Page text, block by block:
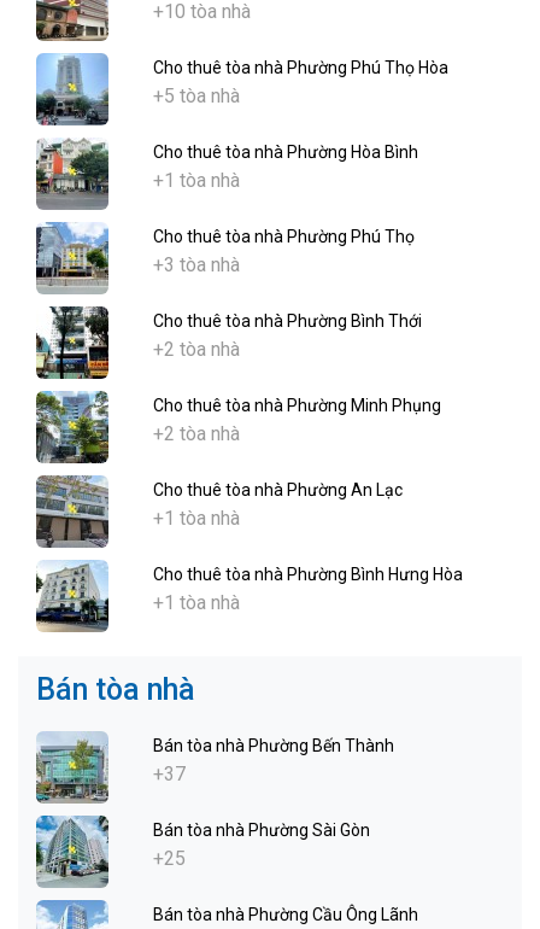
+10 tòa nhà
Cho thuê tòa nhà Phường Phú Thọ Hòa
+5 tòa nhà
Cho thuê tòa nhà Phường Hòa Bình
+1 tòa nhà
Cho thuê tòa nhà Phường Phú Thọ
+3 tòa nhà
Cho thuê tòa nhà Phường Bình Thới
+2 tòa nhà
Cho thuê tòa nhà Phường Minh Phụng
+2 tòa nhà
Cho thuê tòa nhà Phường An Lạc
+1 tòa nhà
Cho thuê tòa nhà Phường Bình Hưng Hòa
+1 tòa nhà
Bán tòa nhà
Bán tòa nhà Phường Bến Thành
+37
Bán tòa nhà Phường Sài Gòn
+25
Bán tòa nhà Phường Cầu Ông Lãnh